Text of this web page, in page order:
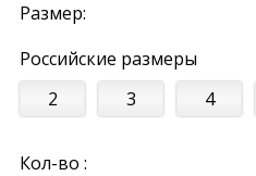
Размер:
Российские размеры
2
3 4
Кол-во :